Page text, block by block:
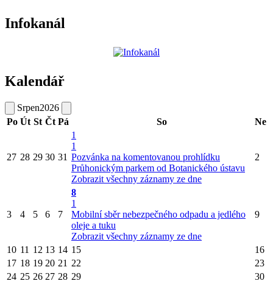
Infokanál
Kalendář
Srpen2026
Po Út St Čt Pá So Ne
27 28 29 30 31
1
1
Pozvánka na komentovanou prohlídku
Průhonickým parkem od Botanického ústavu
Zobrazit všechny záznamy ze dne
2
3 4 5 6 7
8
1
Mobilní sběr nebezpečného odpadu a jedlého
oleje a tuku
Zobrazit všechny záznamy ze dne
9
10 11 12 13 14 15
16
17 18 19 20 21 22
23
24 25 26 27 28 29 30